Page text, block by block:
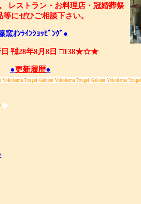
レストラン・お料理店・冠婚葬祭
等にぜひご相談下さい。
窯ｵﾝﾗｲﾝｼｮｯﾋﾟﾝｸﾞ●
㍻28年8月8日 □138★☆★
●更新履歴●
Yokohama Tougei Gakuen Yokohama Tougei Gakuen Yokohama
◆